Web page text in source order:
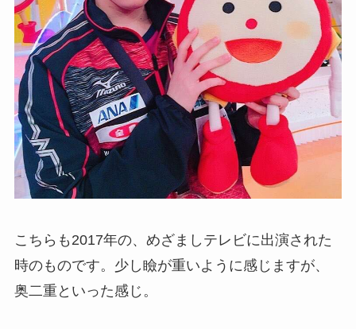
こちらも2017年の、めざましテレビに出演された
時のものです。少し瞼が重いように感じますが、
奥二重といった感じ。